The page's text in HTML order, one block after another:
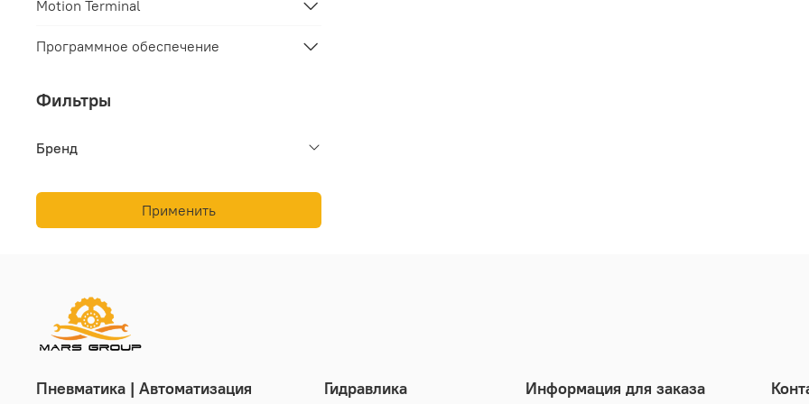
Motion Terminal
Программное обеспечение
Фильтры
Бренд
Применить
Пневматика | Автоматизация Гидравлика Информация для заказа